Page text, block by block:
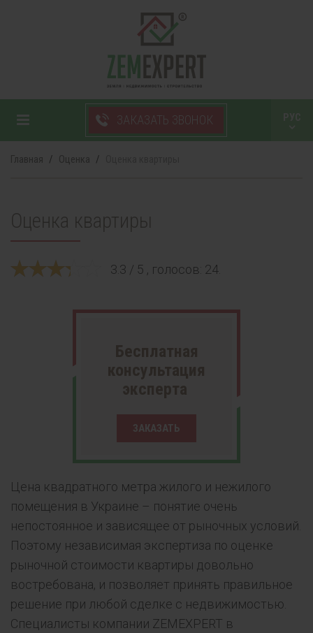
ЗАКАЗАТЬ ЗВОНОК+38 050 750 99 33
Главная Оценка
Оценка квартиры
3.3 / 5 , голосов: 24.
Бесплатная
консультация
эксперта
ЗАКАЗАТЬ
Цена квадратного метра жилого и нежилого
помещения в Украине – понятие очень
непостоянное и зависящее от рыночных условий.
Поэтому независимая экспертиза по оценке
рыночной стоимости квартиры довольно
востребована, и позволяет принять правильное
решение при любой сделке с недвижимостью.
Специалисты компании ZEMEXPERT в